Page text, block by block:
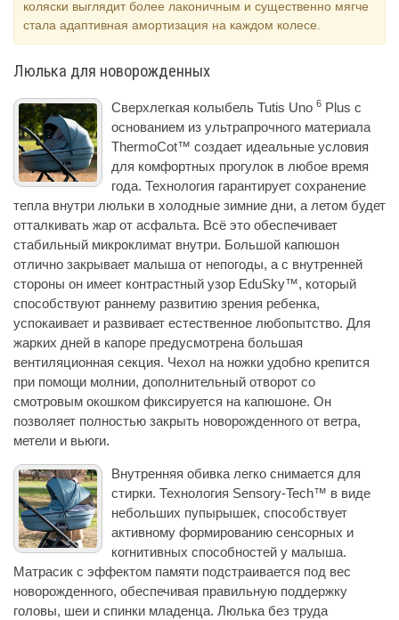
коляски выглядит более лаконичным и существенно мягче
стала адаптивная амортизация на каждом колесе.
Люлька для новорожденных
Сверхлегкая колыбель Tutis Uno 6 Plus с
основанием из ультрапрочного материала
ThermoCot™ создает идеальные условия
для комфортных прогулок в любое время
года. Технология гарантирует сохранение
тепла внутри люльки в холодные зимние дни, а летом будет
отталкивать жар от асфальта. Всё это обеспечивает
стабильный микроклимат внутри. Большой капюшон
отлично закрывает малыша от непогоды, а с внутренней
стороны он имеет контрастный узор EduSky™, который
способствуют раннему развитию зрения ребенка,
успокаивает и развивает естественное любопытство. Для
жарких дней в капоре предусмотрена большая
вентиляционная секция. Чехол на ножки удобно крепится
при помощи молнии, дополнительный отворот со
смотровым окошком фиксируется на капюшоне. Он
позволяет полностью закрыть новорожденного от ветра,
метели и вьюги.
Внутренняя обивка легко снимается для
стирки. Технология Sensory-Tech™ в виде
небольших пупырышек, способствует
активному формированию сенсорных и
когнитивных способностей у малыша.
Матрасик с эффектом памяти подстраивается под вес
новорожденного, обеспечивая правильную поддержку
головы, шеи и спинки младенца. Люлька без труда